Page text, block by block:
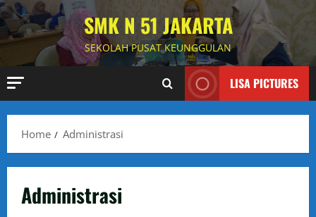
Skip
to
content
SMK N 51 JAKARTA
SEKOLAH PUSAT KEUNGGULAN
LISA PICTURES
Home Administrasi
Administrasi